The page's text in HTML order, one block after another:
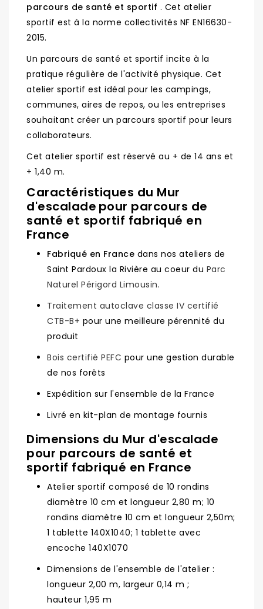
parcours de santé et sportif . Cet atelier
sportif est à la norme collectivités NF EN16630-
2015.
Un parcours de santé et sportif incite à la
pratique régulière de l'activité physique. Cet
atelier sportif est idéal pour les campings,
communes, aires de repos, ou les entreprises
souhaitant créer un parcours sportif pour leurs
collaborateurs.
Cet atelier sportif est réservé au + de 14 ans et
+ 1,40 m.
Caractéristiques du Mur
d'escalade pour parcours de
santé et sportif fabriqué en
France
Fabriqué en France dans nos ateliers de
Saint Pardoux la Rivière au coeur du Parc
Naturel Périgord Limousin.
Traitement autoclave classe IV certifié
CTB-B+ pour une meilleure pérennité du
produit
Bois certifié PEFC pour une gestion durable
de nos forêts
Expédition sur l'ensemble de la France
Livré en kit-plan de montage fournis
Dimensions du Mur d'escalade
pour parcours de santé et
sportif fabriqué en France
Atelier sportif composé de 10 rondins
diamètre 10 cm et longueur 2,80 m; 10
rondins diamètre 10 cm et longueur 2,50m;
1 tablette 140X1040; 1 tablette avec
encoche 140X1070
Dimensions de l'ensemble de l'atelier :
longueur 2,00 m, largeur 0,14 m ;
hauteur 1,95 m